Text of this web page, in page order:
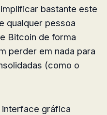
bastante este
qualquer pessoa
Bitcoin de forma
perder em nada para
(como o
interface gráfica